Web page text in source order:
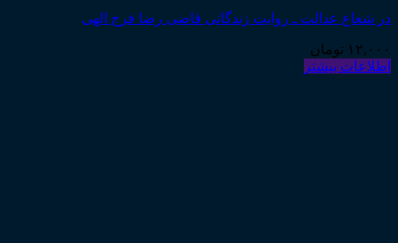
در شعاع عدالت ـ روایت زندگانی قاضی رضا فرج الهی
۱۲,۰۰۰ تومان
اطلاعات بیشتر